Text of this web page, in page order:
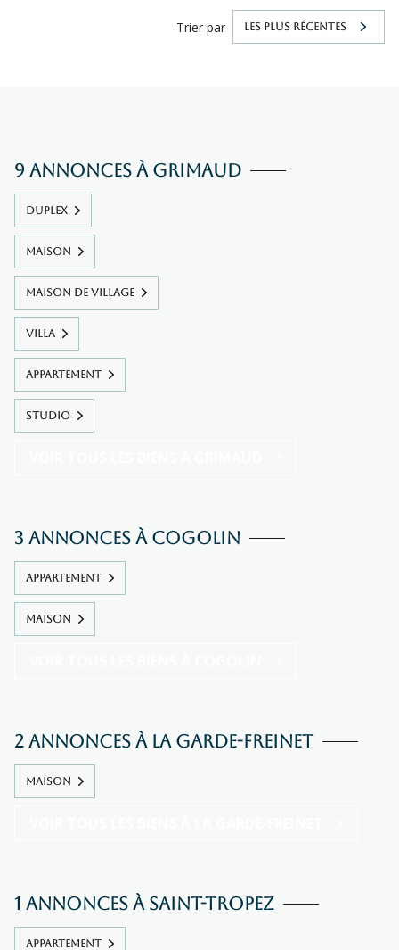
Trier par LES PLUS RÉCENTES
9 annonces à Grimaud
DUPLEX
MAISON
MAISON DE VILLAGE
VILLA
APPARTEMENT
STUDIO
3 annonces à Cogolin
APPARTEMENT
MAISON
2 annonces à La Garde-Freinet
MAISON
1 annonces à Saint-Tropez
APPARTEMENT